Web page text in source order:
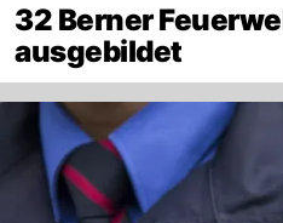
32 Berner
ausgebildet